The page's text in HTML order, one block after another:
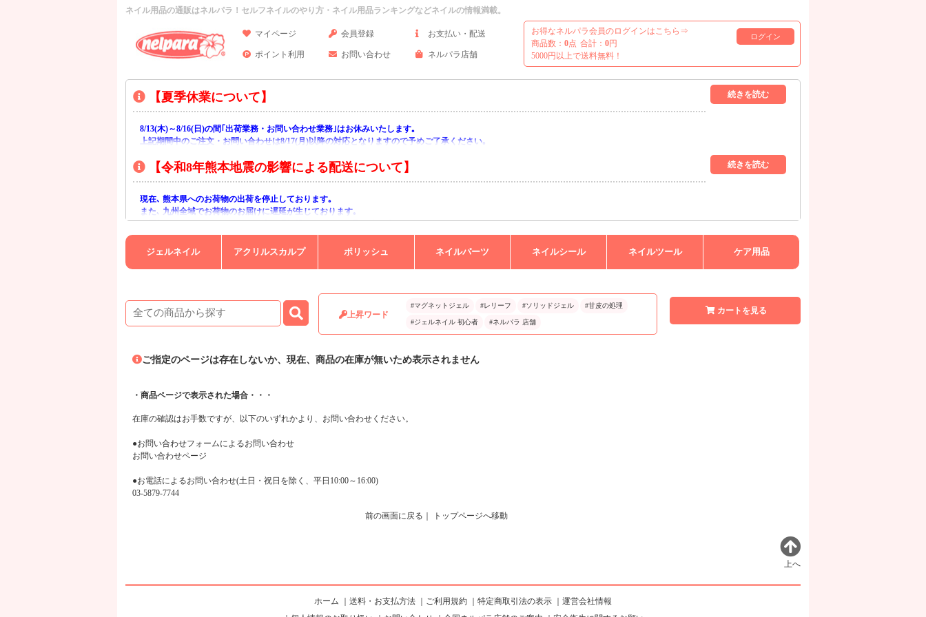
ネイル用品の通販はネルパラ！セルフネイルのやり方・ネイル用品ランキングなどネイルの情報満載。
マイページ 会員登録 お支払い・配送
ポイント利用 お問い合わせ ネルパラ店舗
お得なネルパラ会員のログインはこちら⇒
ログイン
商品数： 0点 合計： 0円
5000円以上で送料無料！
【夏季休業について】
8/13(木)～8/16(日)の間｢出荷業務・お問い合わせ業務｣はお休みいたします｡
上記期間中のご注文・お問い合わせは8/17(月)以降の対応となりますので予めご了承ください｡
【令和8年熊本地震の影響による配送について】
現在､ 熊本県へのお荷物の出荷を停止しております｡
また､ 九州全域でお荷物のお届けに遅延が生じております｡
ご不便をおかけいたしますが､ 何卒ご理解賜りますようお願い申し上げます｡
ジェルネイル アクリルスカルプ ポリッシュ ネイルパーツ ネイルシール ネイルツール ケア用品
上昇ワード
#マグネットジェル #レリーフ #ソリッドジェル #甘皮の処理
#ジェルネイル 初心者 #ネルパラ 店舗
カートを見る
ご指定のページは存在しないか、現在、商品の在庫が無いため表示されません
・商品ページで表示された場合・・・
在庫の確認はお手数ですが、以下のいずれかより、お問い合わせください。
●お問い合わせフォームによるお問い合わせ
お問い合わせページ
●お電話によるお問い合わせ(土日・祝日を除く、平日10:00～16:00)
03-5879-7744
前の画面に戻る トップページへ移動
上へ
ホーム 送料・お支払方法 ご利用規約 特定商取引法の表示
運営会社情報